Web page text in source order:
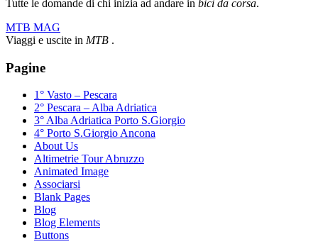
Tutte le domande di chi inizia ad andare in bici da corsa.
MTB MAG
Viaggi e uscite in MTB .
Pagine
1° Vasto – Pescara
2° Pescara – Alba Adriatica
3° Alba Adriatica Porto S.Giorgio
4° Porto S.Giorgio Ancona
About Us
Altimetrie Tour Abruzzo
Animated Image
Associarsi
Blank Pages
Blog
Blog Elements
Buttons